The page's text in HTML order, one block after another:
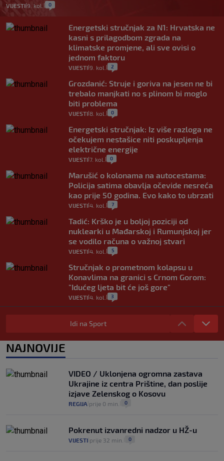
VIJESTI|9. kol. 0
Energetski stručnjak za N1: Hrvatska ne
kasni s prilagodbom zgrada na
klimatske promjene, ali sve ovisi o
jednom faktoru
VIJESTI 9. kol. 2
Grozdanić: Struje i goriva na jesen ne bi
trebalo manjkati no s plinom bi moglo
biti problema
VIJESTI 8. kol. 0
Energetski stručnjak: Iz više razloga ne
očekujem nestašice niti poskupljenja
električne energije
VIJESTI 7. kol. 0
Marušić o kolonama na autocestama:
Policija satima obavlja očevide nesreća
kao prije 50 godina. Evo kako to ubrzati
VIJESTI 4. kol. 7
Tadić: Krško je u boljoj poziciji od
nuklearki u Mađarskoj i Rumunjskoj jer
se vodilo računa o važnoj stvari
VIJESTI 4. kol. 5
Stručnjak o prometnom kolapsu u
Konavlima na granici s Crnom Gorom:
"Idućeg ljeta bit će još gore"
VIJESTI 4. kol. 3
Iz Hrvatske u Italiju može se i preko
mora. Provjerili smo brodske linije i
2
rajčica košta deset eura: "Nećete ih
vidjeti na akcijama u trgovinama"
VIJESTI 8
Idi na Sport
NAJNOVIJE
VIDEO / Uklonjena ogromna zastava
Ukrajine iz centra Prištine, dan poslije
izjave Zelenskog o Kosovu
REGIJA prije 0 min. 0
Pokrenut izvanredni nadzor u HŽ-u
VIJESTI prije 32 min. 0